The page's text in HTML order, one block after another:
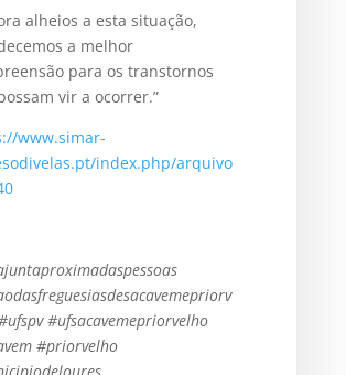
alheios a esta situação,
a melhor
para os transtornos
vir a ocorrer.”
www.simar-
index.php/arquivo
#ufsacavemepriorvelho
#priorvelho